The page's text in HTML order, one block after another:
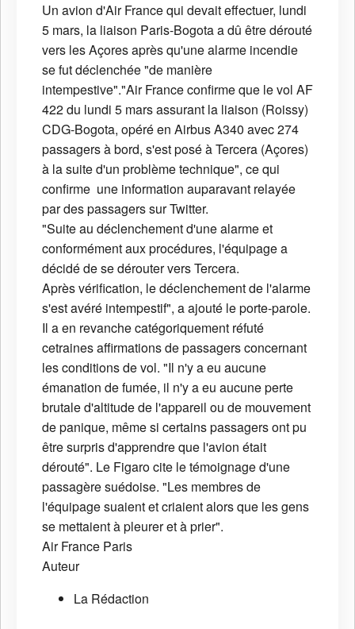
Un avion d'Air France qui devait effectuer, lundi
5 mars, la liaison Paris-Bogota a dû être dérouté
vers les Açores après qu'une alarme incendie
se fut déclenchée "de manière
intempestive"."Air France confirme que le vol AF
422 du lundi 5 mars assurant la liaison (Roissy)
CDG-Bogota, opéré en Airbus A340 avec 274
passagers à bord, s'est posé à Tercera (Açores)
à la suite d'un problème technique", ce qui
confirme une information auparavant relayée
par des passagers sur Twitter.
"Suite au déclenchement d'une alarme et
conformément aux procédures, l'équipage a
décidé de se dérouter vers Tercera.
Après vérification, le déclenchement de l'alarme
s'est avéré intempestif", a ajouté le porte-parole.
Il a en revanche catégoriquement réfuté
cetraines affirmations de passagers concernant
les conditions de vol. "Il n'y a eu aucune
émanation de fumée, il n'y a eu aucune perte
brutale d'altitude de l'appareil ou de mouvement
de panique, même si certains passagers ont pu
être surpris d'apprendre que l'avion était
dérouté". Le Figaro cite le témoignage d'une
passagère suédoise. "Les membres de
l'équipage suaient et criaient alors que les gens
se mettaient à pleurer et à prier".
Air France Paris
Auteur
La Rédaction